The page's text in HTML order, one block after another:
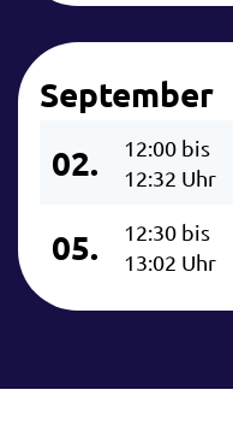
September
02.
12:00 bis
12:32 Uhr
05.
12:30 bis
13:02 Uhr